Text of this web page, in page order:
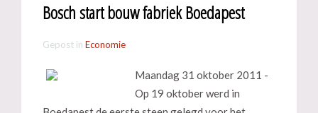
Bosch start bouw fabriek Boedapest
Gepost in Economie
Maandag 31 oktober 2011 -
Op 19 oktober werd in